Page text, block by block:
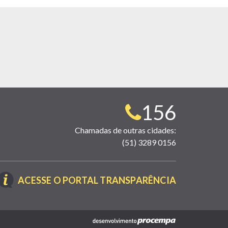
Telefone
para
contato:
156
Chamadas de outras cidades:
(51) 3289 0156
ACESSE O PORTAL TRANSPARÊNCIA(LINK
NOVA